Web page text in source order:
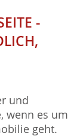
-
und
wenn es um
geht.